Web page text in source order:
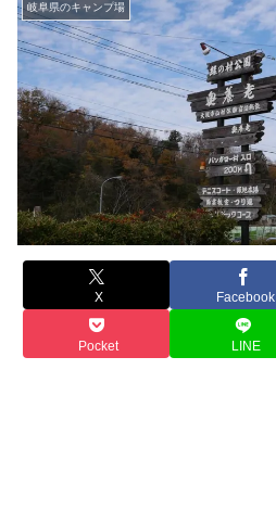
岐阜県のキャンプ場
X Facebook
Pocket LINE